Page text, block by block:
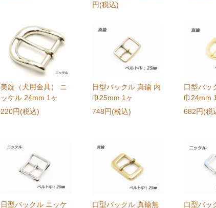
円(税込)
美錠（犬用金具） ニ
ッケル 24mm 1ヶ
220円(税込)
日型バックル 真鍮 内
巾25mm 1ヶ
748円(税込)
口型バッ
巾24mm
682円(税
日型バックル ニッケ 口型バックル 真鍮無 口型バッ